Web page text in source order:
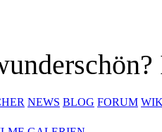
NEWS BLOG FORUM